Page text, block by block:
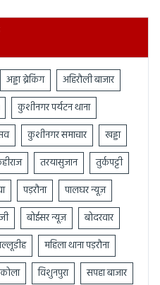
अड्डा ब्रेकिंग
अहिरौली बाजार
कुशीनगर पर्यटन थाना
कुशीनगर समाचार
खड्डा
तरयासुजान
तुर्कपट्टी
पड़रौना
पालघर न्यूज़
बोईसर न्यूज़
बोदरवार
महिला थाना पड़रौना
विशुनपुरा सपहा बाजार